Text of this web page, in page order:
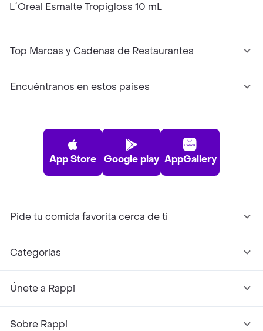
L´Oreal Esmalte Tropigloss 10 mL
Top Marcas y Cadenas de Restaurantes
Encuéntranos en estos países
App Store Google play AppGallery
Pide tu comida favorita cerca de ti
Categorías
Únete a Rappi
Sobre Rappi